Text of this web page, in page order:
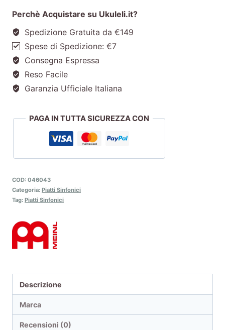
Perchè Acquistare su Ukuleli.it?
Spedizione Gratuita da €149
Spese di Spedizione: €7
Consegna Espressa
Reso Facile
Garanzia Ufficiale Italiana
PAGA IN TUTTA SICUREZZA CON
COD: 046043
Categoria: Piatti Sinfonici
Tag: Piatti Sinfonici
Descrizione
Marca
Recensioni (0)